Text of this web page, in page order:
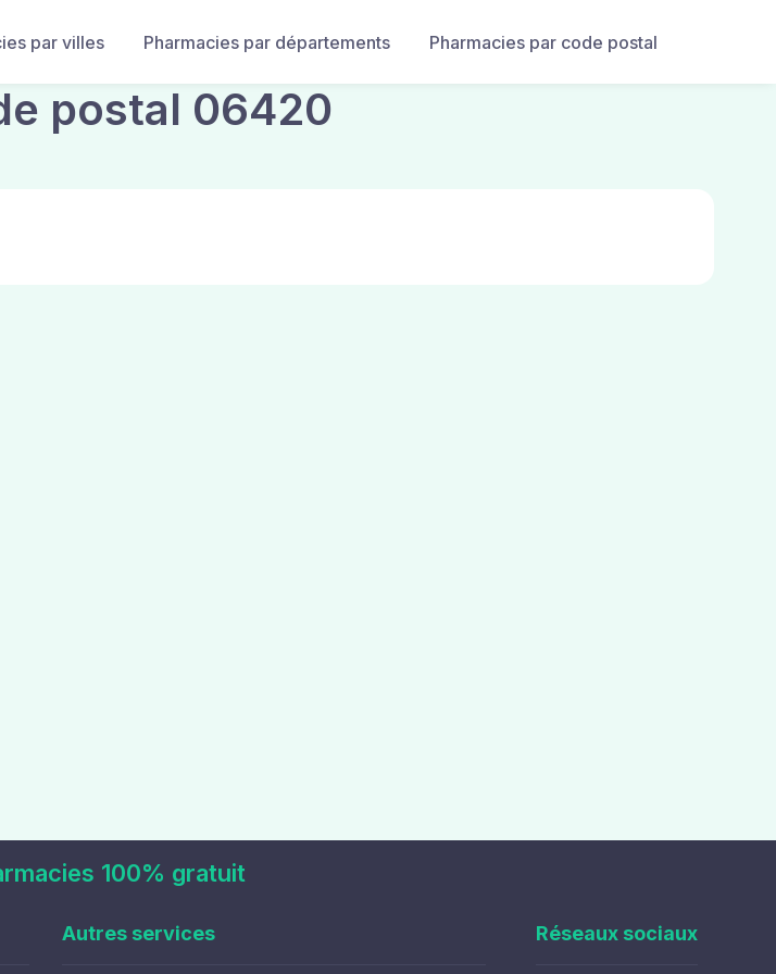
par villes Pharmacies par départements Pharmacies par code postal
postal 06420
100% gratuit
Autres services Réseaux sociaux